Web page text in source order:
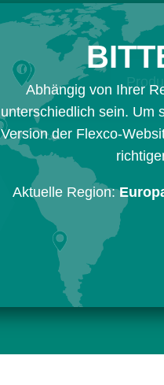
Abhängig von Ihrer
unterschiedlich sein. Um
Version der Flexco-
Aktuelle Region: